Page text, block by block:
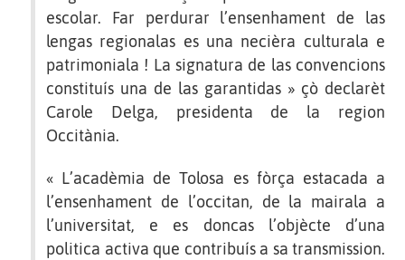
escolar. Far perdurar l’ensenhament de las
lengas regionalas es una necièra culturala e
patrimoniala ! La signatura de las convencions
constituís una de las garantidas » çò declarèt
Carole Delga, presidenta de la region
Occitània.
« L’acadèmia de Tolosa es fòrça estacada a
l’ensenhament de l’occitan, de la mairala a
l’universitat, e es doncas l’objècte d’una
politica activa que contribuís a sa transmission.